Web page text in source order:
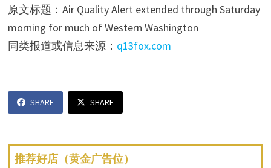
原文标题：Air Quality Alert extended through Saturday
morning for much of Western Washington
同类报道或信息来源： q13fox.com
SHARE SHARE
推荐好店（黄金广告位）